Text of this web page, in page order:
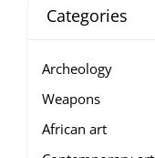
Categories
Archeology
Weapons
African art